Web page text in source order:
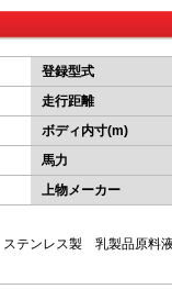
登録型式
走行距離
ボディ内寸(m)
馬力
上物メーカー
ステンレス製 乳製品原